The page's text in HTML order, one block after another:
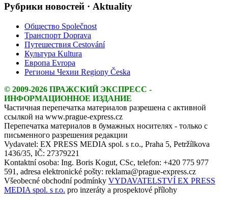
Рубрики новостей · Aktuality
Общество Společnost
Транспорт Doprava
Путешествия Cestování
Культура Kultura
Европа Evropa
Регионы Чехии Regiony Česka
© 2009-2026 ПРАЖСКИЙ ЭКСПРЕСС -
ИНФОРМАЦИОННОЕ ИЗДАНИЕ
Частичная перепечатка материалов разрешена с активной
ссылкой на www.prague-express.cz
Перепечатка материалов в бумажных носителях - только с
письменного разрешения редакции
Vydavatel: EX PRESS MEDIA spol. s r.o., Praha 5, Petržílkova
1436/35, IČ: 27379221
Kontaktní osoba: Ing. Boris Kogut, CSc, telefon: +420 775 977
591, adresa elektronické pošty: reklama@prague-express.cz
Všeobecné obchodní podmínky VYDAVATELSTVÍ EX PRESS
MEDIA spol. s r.o. pro inzeráty a prospektové přílohy